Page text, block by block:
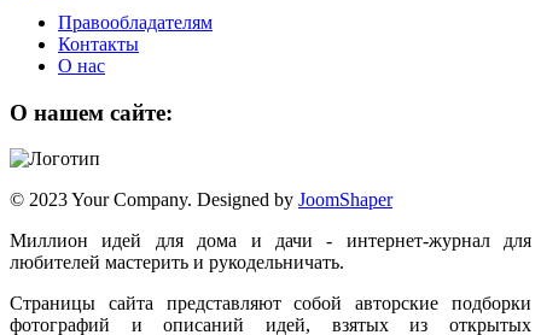
Правообладателям
Контакты
О нас
О нашем сайте:
© 2023 Your Company. Designed by JoomShaper
Миллион идей для дома и дачи - интернет-журнал для
любителей мастерить и рукодельничать.
Страницы сайта представляют собой авторские подборки
фотографий и описаний идей, взятых из открытых